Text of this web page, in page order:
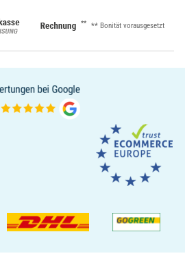
** ** Bonität vorausgesetzt